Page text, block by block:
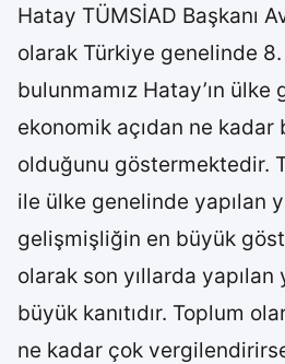
Hatay TÜMSİAD Başkanı
olarak Türkiye genelinde 8.
bulunmamız Hatay’ın ülke
ekonomik açıdan ne
olduğunu göstermektedir.
ile ülke genelinde yapılan
gelişmişliğin en büyük
olarak son yıllarda yapılan
büyük kanıtıdır. Toplum
ne kadar çok